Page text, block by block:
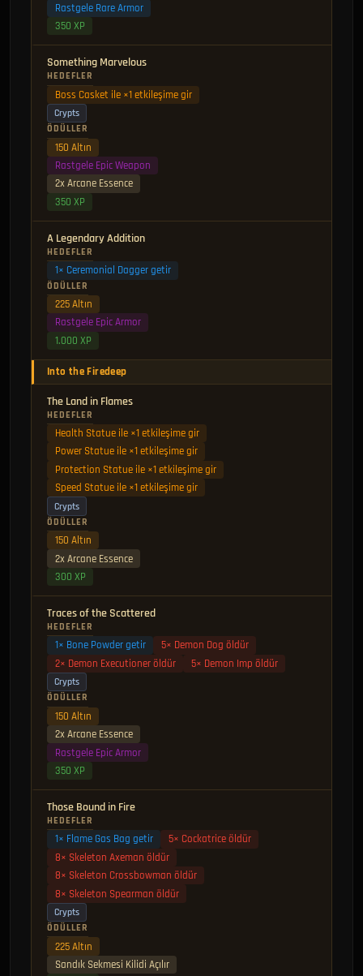
Rastgele Rare Armor
350 XP
Something Marvelous
HEDEFLER
Boss Casket ile ×1 etkileşime gir
Crypts
ÖDÜLLER
150 Altın
Rastgele Epic Weapon
2x Arcane Essence
350 XP
A Legendary Addition
HEDEFLER
1× Ceremonial Dagger getir
ÖDÜLLER
225 Altın
Rastgele Epic Armor
1.000 XP
Into the Firedeep
The Land in Flames
HEDEFLER
Health Statue ile ×1 etkileşime gir
Power Statue ile ×1 etkileşime gir
Protection Statue ile ×1 etkileşime gir
Speed Statue ile ×1 etkileşime gir
Crypts
ÖDÜLLER
150 Altın
2x Arcane Essence
300 XP
Traces of the Scattered
HEDEFLER
1× Bone Powder getir
5× Demon Dog öldür
2× Demon Executioner öldür
5× Demon Imp öldür
Crypts
ÖDÜLLER
150 Altın
2x Arcane Essence
Rastgele Epic Armor
350 XP
Those Bound in Fire
HEDEFLER
1× Flame Gas Bag getir
5× Cockatrice öldür
8× Skeleton Axeman öldür
8× Skeleton Crossbowman öldür
8× Skeleton Spearman öldür
Crypts
ÖDÜLLER
225 Altın
Sandık Sekmesi Kilidi Açılır